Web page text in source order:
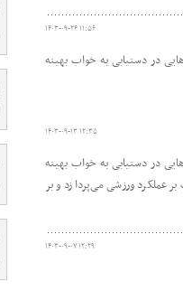
۱۴۰۳-۰۹-۲۴ ۱۱:۵۶
در دستیابی به خواب بهینه
۱۴۰۳-۰۹-۱۳ ۱۲:۳۵
در دستیابی به خواب بهینه
عملکرد ورزشی می‌پردازد و بر
۱۴۰۳-۰۹-۰۷ ۱۲:۲۹